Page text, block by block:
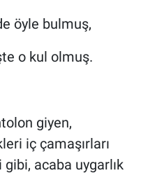
öyle bulmuş,
o kul olmuş.
giyen,
iç çamaşırları
gibi, acaba uygarlık